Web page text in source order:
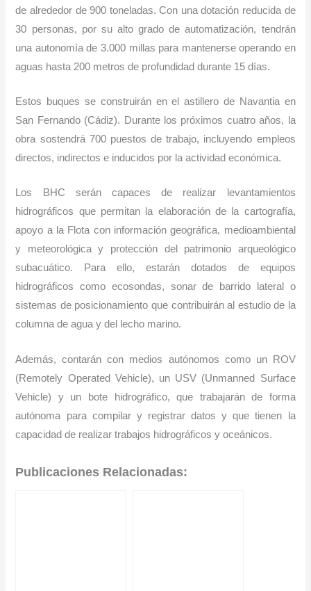
de alrededor de 900 toneladas. Con una dotación reducida de
30 personas, por su alto grado de automatización, tendrán
una autonomía de 3.000 millas para mantenerse operando en
aguas hasta 200 metros de profundidad durante 15 días.
Estos buques se construirán en el astillero de Navantia en
San Fernando (Cádiz). Durante los próximos cuatro años, la
obra sostendrá 700 puestos de trabajo, incluyendo empleos
directos, indirectos e inducidos por la actividad económica.
Los BHC serán capaces de realizar levantamientos
hidrográficos que permitan la elaboración de la cartografía,
apoyo a la Flota con información geográfica, medioambiental
y meteorológica y protección del patrimonio arqueológico
subacuático. Para ello, estarán dotados de equipos
hidrográficos como ecosondas, sonar de barrido lateral o
sistemas de posicionamiento que contribuirán al estudio de la
columna de agua y del lecho marino.
Además, contarán con medios autónomos como un ROV
(Remotely Operated Vehicle), un USV (Unmanned Surface
Vehicle) y un bote hidrográfico, que trabajarán de forma
autónoma para compilar y registrar datos y que tienen la
capacidad de realizar trabajos hidrográficos y oceánicos.
Publicaciones Relacionadas: